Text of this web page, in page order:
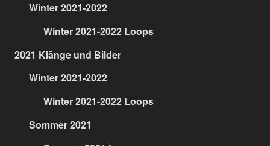
Winter 2021-2022
Winter 2021-2022 Loops
2021 Klänge und Bilder
Winter 2021-2022
Winter 2021-2022 Loops
Sommer 2021